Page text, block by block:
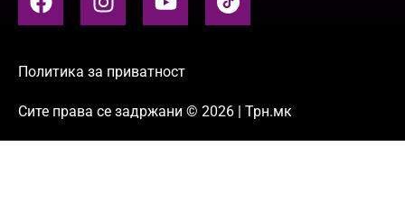
Политика за приватност
Сите права се задржани © 2026 | Трн.мк